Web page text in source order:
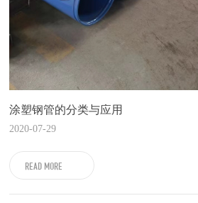
涂塑钢管的分类与应用
2020-07-29
READ MORE